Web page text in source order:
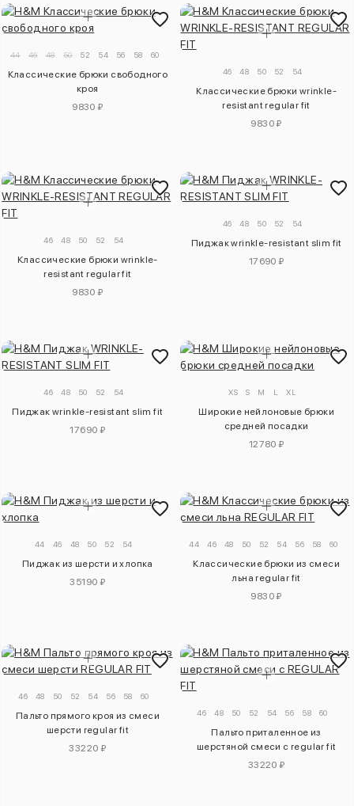
44 46 48 50 52 54 56 58 60
Классические брюки свободного
кроя
9830 ₽
46 48 50 52 54
Классические брюки wrinkle-
resistant regular fit
9830 ₽
46 48 50 52 54
Классические брюки wrinkle-
resistant regular fit
9830 ₽
46 48 50 52 54
Пиджак wrinkle-resistant slim fit
17690 ₽
46 48 50 52 54
Пиджак wrinkle-resistant slim fit
17690 ₽
XS S M L XL
Широкие нейлоновые брюки
средней посадки
12780 ₽
44 46 48 50 52 54
Пиджак из шерсти и хлопка
35190 ₽
44 46 48 50 52 54 56 58 60
Классические брюки из смеси
льна regular fit
9830 ₽
46 48 50 52 54 56 58 60
Пальто прямого кроя из смеси
шерсти regular fit
33220 ₽
46 48 50 52 54 56 58 60
Пальто приталенное из
шерстяной смеси с regular fit
33220 ₽